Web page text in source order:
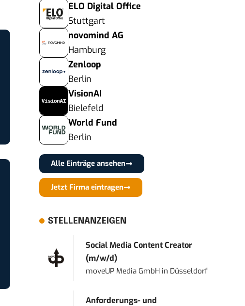
ELO Digital Office
Stuttgart
novomind AG
Hamburg
Zenloop
Berlin
VisionAI
Bielefeld
World Fund
Berlin
Alle Einträge ansehen
Jetzt Firma eintragen
STELLENANZEIGEN
Social Media Content Creator
(m/w/d)
moveUP Media GmbH in Düsseldorf
Anforderungs- und